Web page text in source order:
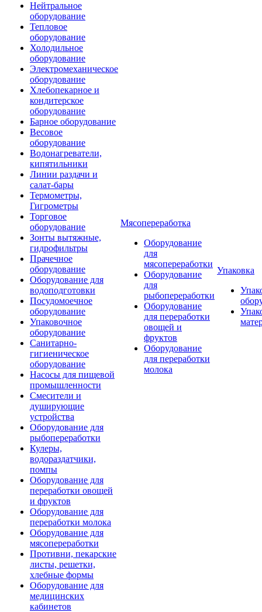
Нейтральное
оборудование
Тепловое
оборудование
Холодильное
оборудование
Электромеханическое
оборудование
Хлебопекарное и
кондитерское
оборудование
Барное оборудование
Весовое
оборудование
Водонагреватели,
кипятильники
Линии раздачи и
салат-бары
Термометры,
Гигрометры
Торговое
оборудование
Зонты вытяжные,
гидрофильтры
Прачечное
оборудование
Оборудование для
водоподготовки
Посудомоечное
оборудование
Упаковочное
оборудование
Санитарно-
гигиеническое
оборудование
Насосы для пищевой
промышленности
Смесители и
душирующие
устройства
Оборудование для
рыбопереработки
Кулеры,
водораздатчики,
помпы
Оборудование для
переработки овощей
и фруктов
Оборудование для
переработки молока
Оборудование для
мясопереработки
Противни, пекарские
листы, решетки,
хлебные формы
Оборудование для
медицинских
кабинетов
Мясопереработка
Оборудование
для
мясопереработки
Оборудование
для
рыбопереработки
Оборудование
для переработки
овощей и
фруктов
Оборудование
для переработки
молока
Упаковка